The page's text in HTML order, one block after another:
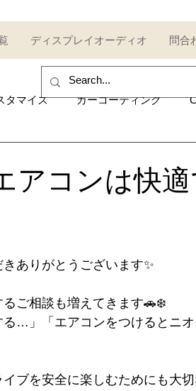
ディスプレイオーディオ 問合
タマイズ カーコーティング
ェ Porsche トヨタ
アコンは快
ありがとうございます✨
ご相談も増えてきます🚗❄️
…」「エアコンをつけるとニ
ブを安全に楽しむためにも大